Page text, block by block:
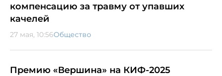
компенсацию за травму от упавших
качелей
27 мая, 10:56Общество
Премию «Вершина» на КИФ-2025